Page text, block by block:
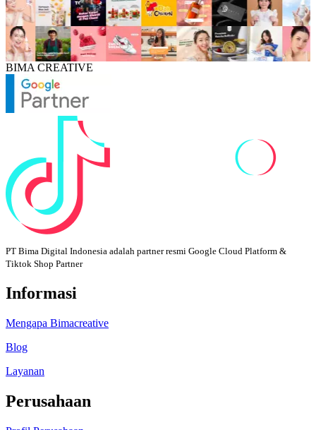
BIMA CREATIVE
PT Bima Digital Indonesia adalah partner resmi Google Cloud Platform &
Tiktok Shop Partner
Informasi
Mengapa Bimacreative
Blog
Layanan
Perusahaan